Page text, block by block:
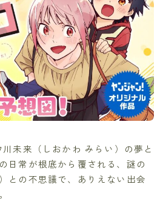
未来（しおかわ みらい）の夢と
日常が根底から覆される、謎の
との不思議で、ありえない出会